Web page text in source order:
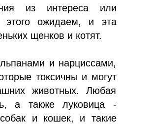
из интереса или
этого ожидаем, и эта
щенков и котят.
и нарциссами,
токсичны и могут
животных. Любая
а также луковица -
и кошек, и такие